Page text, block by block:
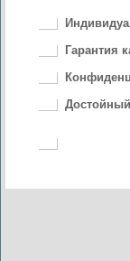
Гарантия